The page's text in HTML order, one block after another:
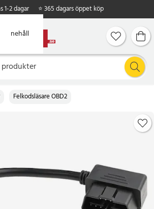
1-2 dagar ⭐ 365 dagars öppet köp
Felkodsläsare OBD2